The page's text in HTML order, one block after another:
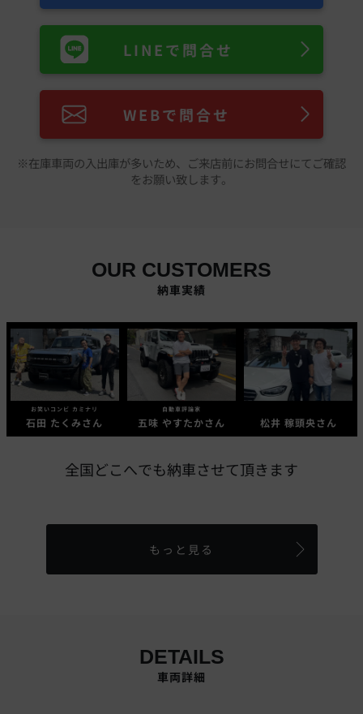
LINEで問合せ
WEBで問合せ
※在庫車両の入出庫が多いため、ご来店前にお問合せにてご確認
をお願い致します。
OUR CUSTOMERS
納車実績
お笑いコンビ カミナリ
石田 たくみさん
自動車評論家
五味 やすたかさん 松井 稼頭央さん
全国どこへでも納車させて頂きます
もっと見る
DETAILS
車両詳細